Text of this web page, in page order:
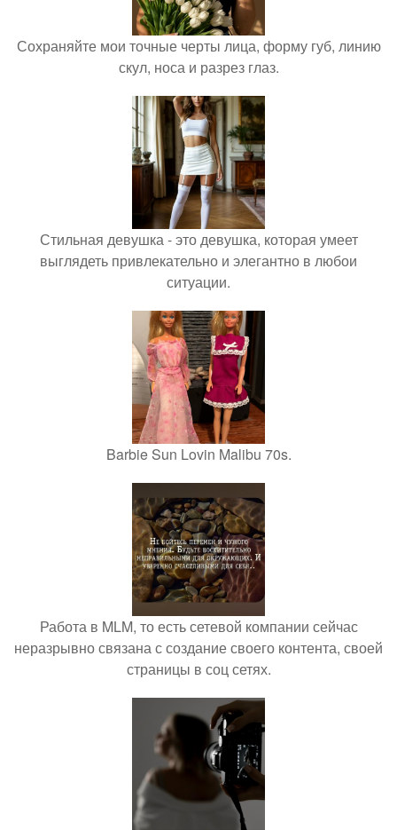
Сохраняйте мои точные черты лица, форму губ, линию
скул, носа и разрез глаз.
Стильная девушка - это девушка, которая умеет
выглядеть привлекательно и элегантно в любои
ситуации.
Barbie Sun Lovin Malibu 70s.
Работа в MLM, то есть сетевой компании сейчас
неразрывно связана с создание своего контента, своей
страницы в соц сетях.